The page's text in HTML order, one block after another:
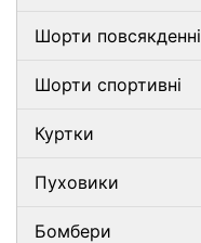
Шорти повсякденні
Шорти спортивні
Куртки
Пуховики
Бомбери